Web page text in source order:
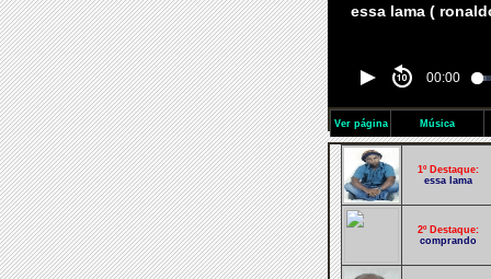
essa lama (
00:00
Ver página Música
1º Destaque:
essa lama
2º Destaque:
comprando